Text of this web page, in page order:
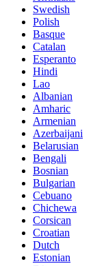
Swedish
Polish
Basque
Catalan
Esperanto
Hindi
Lao
Albanian
Amharic
Armenian
Azerbaijani
Belarusian
Bengali
Bosnian
Bulgarian
Cebuano
Chichewa
Corsican
Croatian
Dutch
Estonian